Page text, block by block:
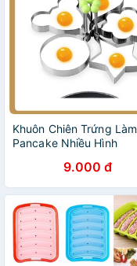
Khuôn Chiên Trứng Làm
Pancake Nhiều Hình
9.000 đ